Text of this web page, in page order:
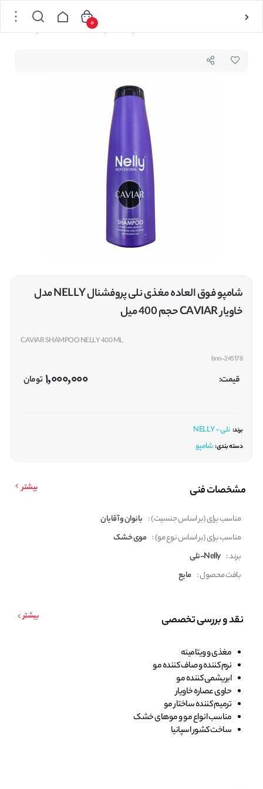
شامپو فوق العاده مغذی نلی پروفشنال NELLY مدل خاویار CAVIAR حجم 400 میل
0
شامپو فوق العاده مغذی نلی پروفشنال NELLY مدل
خاویار CAVIAR حجم 400 میل
CAVIAR SHAMPOO NELLY 400 ML
bno-245178
قیمت: 1,000,000 تومان
برند: نلی - NELLY
دسته بندی: شامپو
مشخصات فنی بیشتر
مناسب برای (بر اساس جنسیت) : بانوان و آقایان
مناسب برای (بر اساس نوع مو) : موی خشک
برند : Nelly-نلی
بافت محصول : مایع
نقد و بررسی تخصصی بیشتر
مغذی و ویتامینه
نرم کننده و صاف کننده مو
ابریشمی کننده مو
حاوی عصاره خاویار
ترمیم کننده ساختار مو
مناسب انواع مو و موهای خشک
ساخت کشور اسپانیا